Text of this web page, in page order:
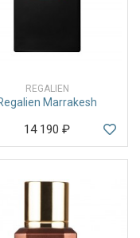
REGALIEN
Marrakesh
14 190 ₽